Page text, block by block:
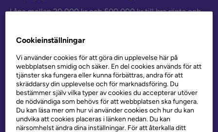
Låna mellan 20 000 kr och 500 000 kr till bra ränta och
Ansökan sker med hjälp av BankID.
Läs mer om vårt privatlån
Se ditt kreditbetyg gratis
Lånebelopp
Cookieinställningar
Vi använder cookies för att göra din upplevelse här på
webbplatsen smidig och säker. En del cookies används för att
tjänster ska fungera eller kunna förbättras, andra för att
skräddarsy din upplevelse och för marknadsföring. Du
bestämmer själv vilka typer av cookies du accepterar utöver
de nödvändiga som behövs för att webbplatsen ska fungera.
Du kan läsa mer om hur vi använder cookies och hur du kan
undvika att cookies placeras i länken nedan. Du kan
närsomhelst ändra dina inställningar. För att återkalla ditt